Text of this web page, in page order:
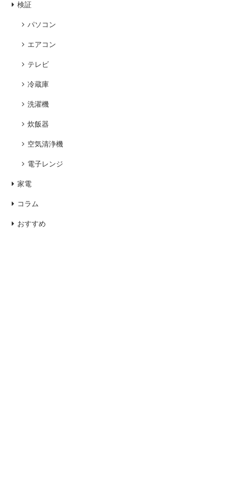
検証
パソコン
エアコン
テレビ
冷蔵庫
洗濯機
炊飯器
空気清浄機
電子レンジ
家電
コラム
おすすめ